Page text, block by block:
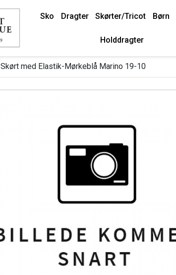
Sko Dragter Skørter/Tricot Børn
Holddragter
Skørt med Elastik-Mørkeblå Marino 19-10